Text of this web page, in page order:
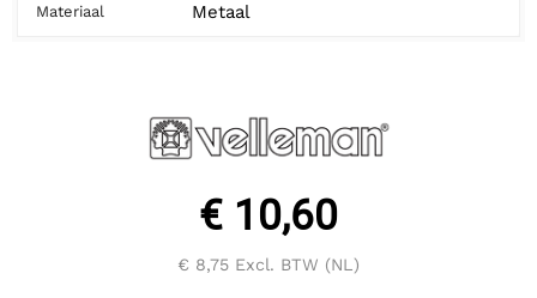
Materiaal Metaal
€ 10,60
€ 8,75 Excl. BTW (NL)